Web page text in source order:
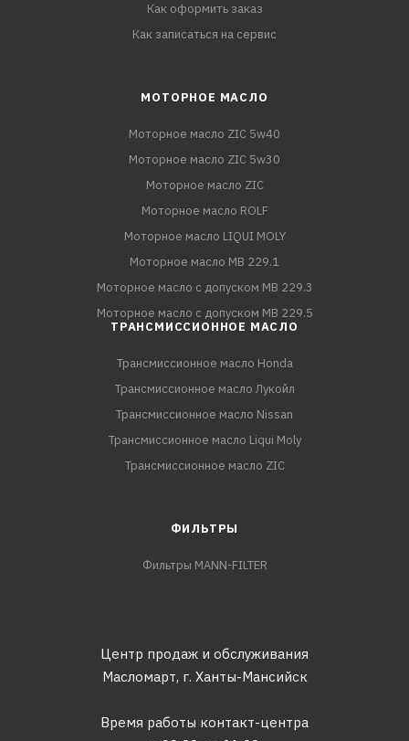
Как оформить заказ
Как записаться на сервис
МОТОРНОЕ МАСЛО
Моторное масло ZIC 5w40
Моторное масло ZIC 5w30
Моторное масло ZIC
Моторное масло ROLF
Моторное масло LIQUI MOLY
Моторное масло MB 229.1
Моторное масло с допуском MB 229.3
Моторное масло с допуском MB 229.5
ТРАНСМИССИОННОЕ МАСЛО
Трансмиссионное масло Honda
Трансмиссионное масло Лукойл
Трансмиссионное масло Nissan
Трансмиссионное масло Liqui Moly
Трансмиссионное масло ZIC
ФИЛЬТРЫ
Фильтры MANN-FILTER
Центр продаж и обслуживания
Масломарт, г. Ханты-Мансийск
Время работы контакт-центра